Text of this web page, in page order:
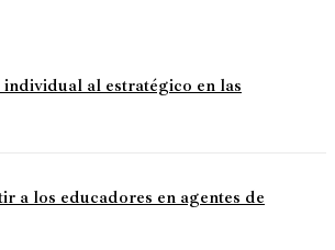
al estratégico en las
a los educadores en agentes de